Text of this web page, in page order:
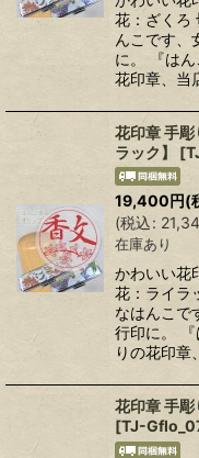
花：ざくろ
んこです、
に。 『は
花印章、当
花印章 手
ラック】
[
19,400円(
(税込:
在庫あり
かわいい花
花：ライラ
なはんこで
行印に。
りの花印
花印章 手彫
[TJ-